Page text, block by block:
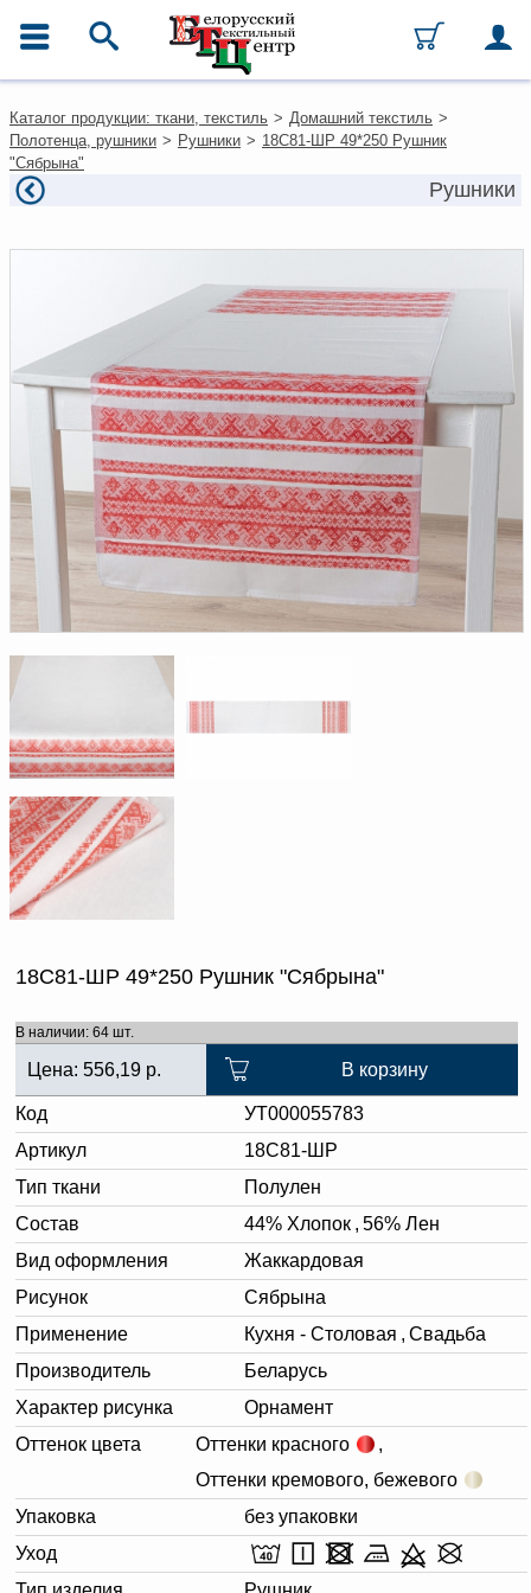
Каталог
Ткани
Домашний текстиль
Одежда
Текстиль для ресторанов и
Текстильная галантерея и
Условия работы
Оплата и доставка
Как оформить заказ
Вакансии
Как нас найти
Написать нам
Доверенность на
получение груза
Документы по работе с
персональными данными
Письмо руководителю
Вопросы и ответы
Каталог продукции: ткани, текстиль > Домашний текстиль >
Полотенца, рушники > Рушники > 18С81-ШР 49*250 Рушник
"Сябрына"
Рушники
18С81-ШР 49*250 Рушник "Сябрына"
В наличии: 64 шт.
Цена: 556,19 р. В корзину
Код
УТ000055783
Артикул
18С81-ШР
Тип ткани
Полулен
Состав
44% Хлопок , 56% Лен
Вид оформления
Жаккардовая
Рисунок
Сябрына
Применение
Кухня - Столовая , Свадьба
Производитель
Беларусь
Характер рисунка
Орнамент
Оттенок цвета
Оттенки красного
,
Оттенки кремового, бежевого
Упаковка
без упаковки
Уход